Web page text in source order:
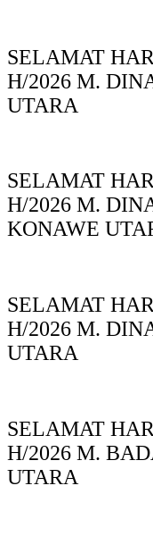
SELAMAT
H/2026 M.
UTARA
SELAMAT
H/2026 M.
KONAWE
SELAMAT
H/2026 M.
UTARA
SELAMAT
H/2026 M.
UTARA